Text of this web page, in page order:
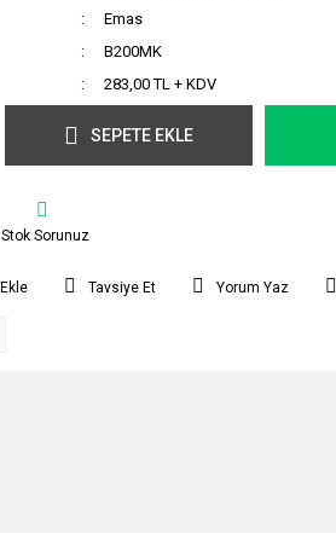
Emas
B200MK
283,00 TL + KDV
SEPETE EKLE
Stok Sorunuz
Tavsiye Et Yorum Yaz